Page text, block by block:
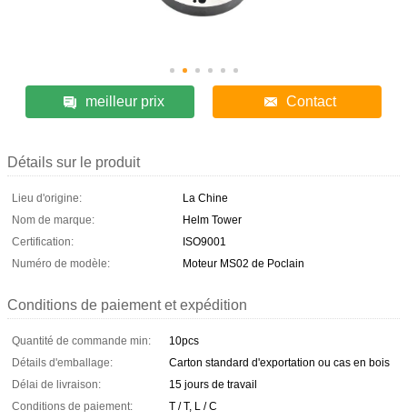
meilleur prix Contact
Détails sur le produit
Lieu d'origine:
La Chine
Nom de marque:
Helm Tower
Certification:
ISO9001
Numéro de modèle:
Moteur MS02 de Poclain
Conditions de paiement et expédition
Quantité de commande min:
10pcs
Détails d'emballage:
Carton standard d'exportation ou cas en bois
Délai de livraison:
15 jours de travail
Conditions de paiement:
T / T, L / C